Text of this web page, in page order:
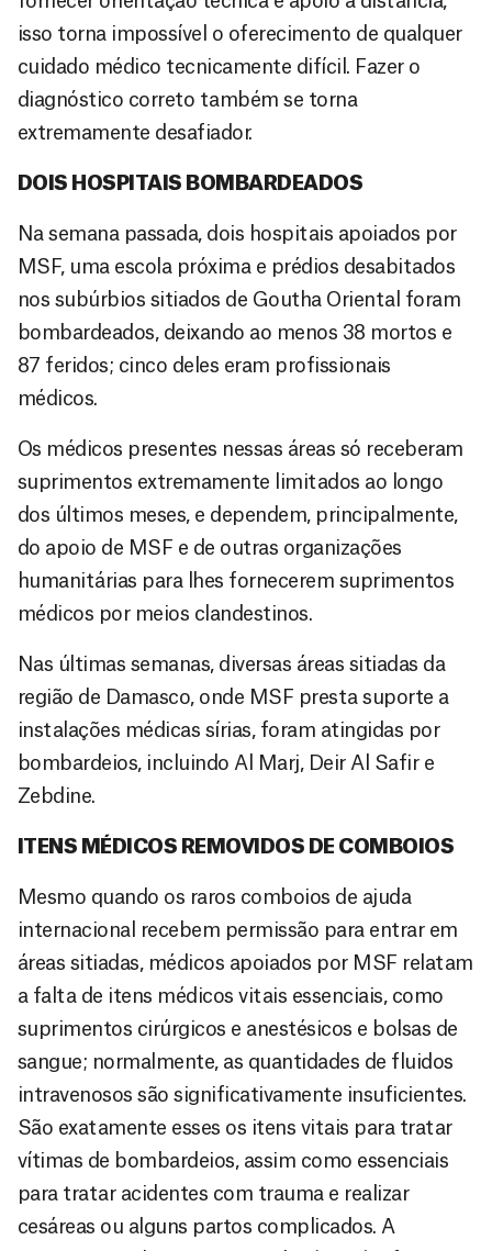
isso torna impossível o oferecimento de qualquer
cuidado médico tecnicamente difícil. Fazer o
diagnóstico correto também se torna
extremamente desafiador.
DOIS HOSPITAIS BOMBARDEADOS
Na semana passada, dois hospitais apoiados por
MSF, uma escola próxima e prédios desabitados
nos subúrbios sitiados de Goutha Oriental foram
bombardeados, deixando ao menos 38 mortos e
87 feridos; cinco deles eram profissionais
médicos.
Os médicos presentes nessas áreas só receberam
suprimentos extremamente limitados ao longo
dos últimos meses, e dependem, principalmente,
do apoio de MSF e de outras organizações
humanitárias para lhes fornecerem suprimentos
médicos por meios clandestinos.
Nas últimas semanas, diversas áreas sitiadas da
região de Damasco, onde MSF presta suporte a
instalações médicas sírias, foram atingidas por
bombardeios, incluindo Al Marj, Deir Al Safir e
Zebdine.
ITENS MÉDICOS REMOVIDOS DE COMBOIOS
Mesmo quando os raros comboios de ajuda
internacional recebem permissão para entrar em
áreas sitiadas, médicos apoiados por MSF relatam
a falta de itens médicos vitais essenciais, como
suprimentos cirúrgicos e anestésicos e bolsas de
sangue; normalmente, as quantidades de fluidos
intravenosos são significativamente insuficientes.
São exatamente esses os itens vitais para tratar
vítimas de bombardeios, assim como essenciais
para tratar acidentes com trauma e realizar
cesáreas ou alguns partos complicados. A